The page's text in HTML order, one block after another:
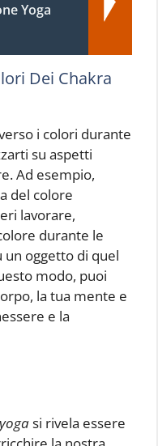
Yoga
Dei Chakra
i colori durante
su aspetti
Ad esempio,
del colore
lavorare,
durante le
oggetto di quel
modo, puoi
la tua mente e
e la
si rivela essere